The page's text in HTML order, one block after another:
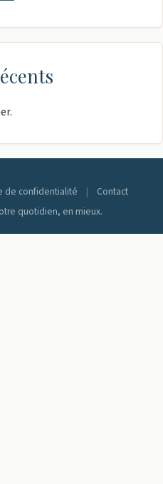
de confidentialité |
Contact
quotidien, en mieux.